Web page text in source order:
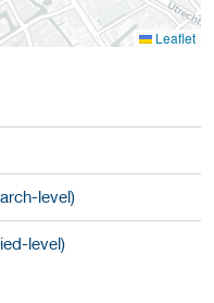
Leaflet
level)
level)